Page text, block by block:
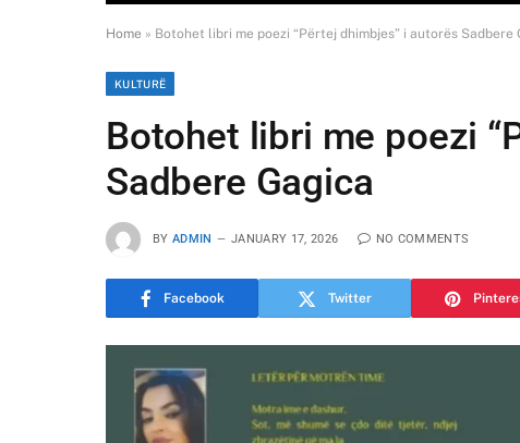
Home » Botohet libri me poezi “Përtej dhimbjes” i autorës Sadbere
KULTURË
Botohet libri me poezi
Sadbere Gagica
BY ADMIN JANUARY 17, 2026 NO COMMENTS
Facebook Twitter